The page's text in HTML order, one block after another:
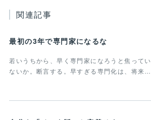
関連記事
最初の3年で専門家になるな
若いうちから、早く専門家になろうと焦ってい
ないか。断言する。早すぎる専門化は、将来…